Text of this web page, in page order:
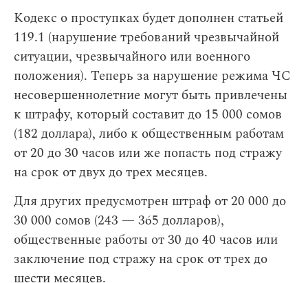
Кодекс о проступках будет дополнен статьей
119.1 (нарушение требований чрезвычайной
ситуации, чрезвычайного или военного
положения). Теперь за нарушение режима ЧС
несовершеннолетние могут быть привлечены
к штрафу, который составит до 15 000 сомов
(182 доллара), либо к общественным работам
от 20 до 30 часов или же попасть под стражу
на срок от двух до трех месяцев.
Для других предусмотрен штраф от 20 000 до
30 000 сомов (243 — 365 долларов),
общественные работы от 30 до 40 часов или
заключение под стражу на срок от трех до
шести месяцев.